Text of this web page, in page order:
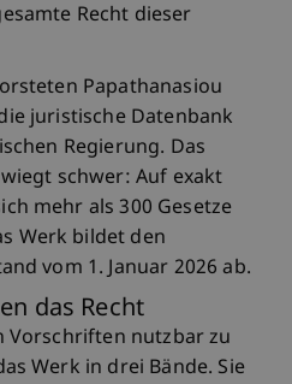
Recht dieser
Papathanasiou
juristische Datenbank
Regierung. Das
schwer: Auf exakt
mehr als 300 Gesetze
Werk bildet den
vom 1. Januar 2026 ab.
das Recht
Vorschriften nutzbar zu
Werk in drei Bände. Sie